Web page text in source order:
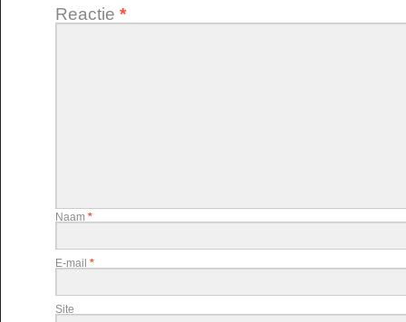
Reactie *
Naam *
E-mail *
Site